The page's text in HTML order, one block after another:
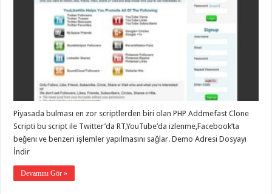
Piyasada bulması en zor scriptlerden biri olan PHP Addmefast Clone
Scripti bu script ile Twitter’da RT,YouTube’da izlenme,Facebook’ta
beğeni ve benzeri işlemler yapılmasını sağlar. Demo Adresi Dosyayı
İndir
Devamını Gör »